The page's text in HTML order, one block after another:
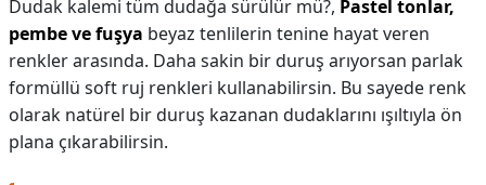
Dudak kalemi tüm dudağa sürülür mü?, Pastel tonlar,
pembe ve fuşya beyaz tenlilerin tenine hayat veren
renkler arasında. Daha sakin bir duruş arıyorsan parlak
formüllü soft ruj renkleri kullanabilirsin. Bu sayede renk
olarak natürel bir duruş kazanan dudaklarını ışıltıyla ön
plana çıkarabilirsin.